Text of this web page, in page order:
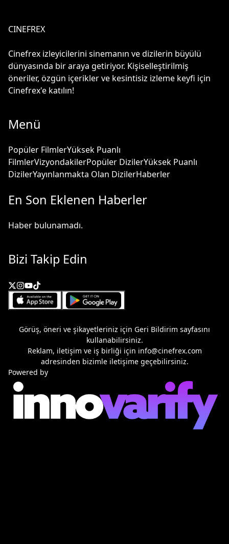
CINEFREX
Cinefrex izleyicilerini sinemanın ve dizilerin büyülü
dünyasında bir araya getiriyor. Kişiselleştirilmiş
öneriler, özgün içerikler ve kesintisiz izleme keyfi için
Cinefrex'e katılın!
Menü
Popüler FilmlerYüksek Puanlı
FilmlerVizyondakilerPopüler DizilerYüksek Puanlı
DizilerYayınlanmakta Olan DizilerHaberler
En Son Eklenen Haberler
Haber bulunamadı.
Bizi Takip Edin
Görüş, öneri ve şikayetleriniz için Geri Bildirim sayfasını
kullanabilirsiniz.
Reklam, iletişim ve iş birliği için info@cinefrex.com
adresinden bizimle iletişime geçebilirsiniz.
Powered by